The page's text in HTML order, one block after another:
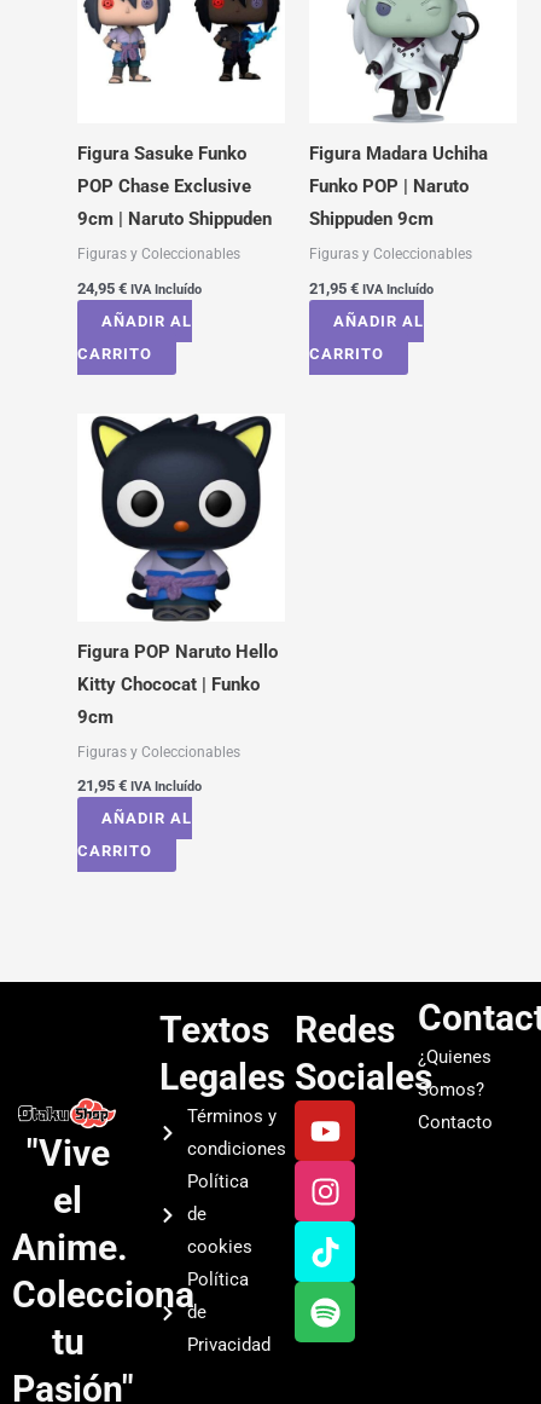
Figura Sasuke Funko
POP Chase Exclusive
9cm | Naruto Shippuden
Figuras y Coleccionables
24,95 € IVA Incluído
AÑADIR AL
CARRITO
Figura Madara Uchiha
Funko POP | Naruto
Shippuden 9cm
Figuras y Coleccionables
21,95 € IVA Incluído
AÑADIR AL
CARRITO
Figura POP Naruto Hello
Kitty Chococat | Funko
9cm
Figuras y Coleccionables
21,95 € IVA Incluído
AÑADIR AL
CARRITO
"Vive
el
Anime.
Colecciona
tu
Pasión"
Textos
Legales
Términos y
condiciones
Política
de
cookies
Política
de
Privacidad
Redes
Sociales
Y
o
u
t
u
b
e
I
n
s
t
a
g
r
a
T
i
k
t
o
k
S
p
o
t
i
f
y
¿Quienes
Somos?
Contacto